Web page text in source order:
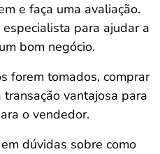
e faça uma avaliação.
especialista para ajudar a
bom negócio.
forem tomados, comprar
vantajosa para
o vendedor.
dúvidas sobre como